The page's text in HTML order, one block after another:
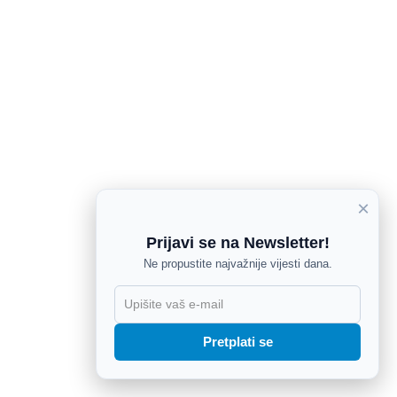
×
Prijavi se na Newsletter!
Ne propustite najvažnije vijesti dana.
Pretplati se